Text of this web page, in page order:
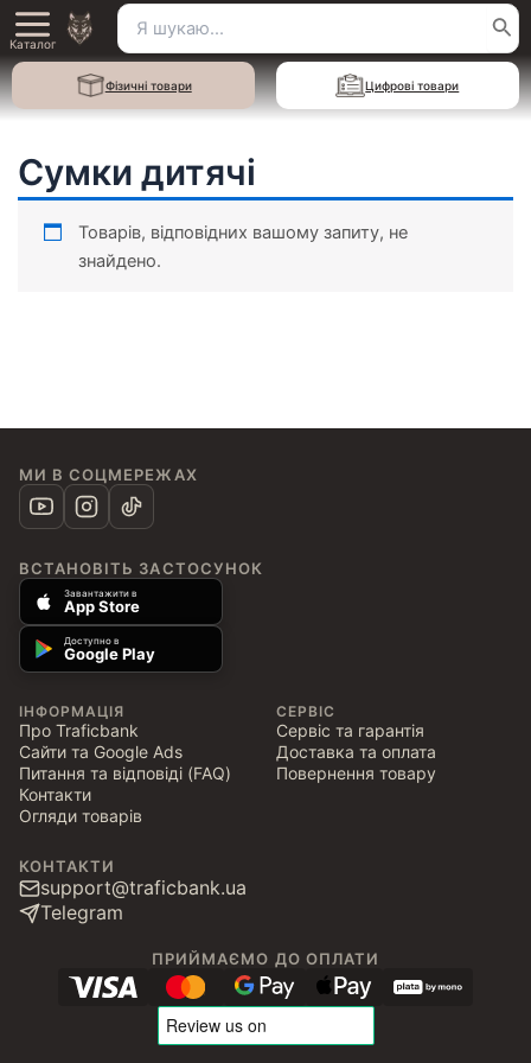
Перейти
до
вмісту
Main
Menu
Каталог
Пошук
для:
Фізичні товари Цифрові товари
Сумки дитячі
Товарів, відповідних вашому запиту, не
знайдено.
МИ В СОЦМЕРЕЖАХ
ВСТАНОВІТЬ ЗАСТОСУНОК
Завантажити в
App Store
Доступно в
Google Play
ІНФОРМАЦІЯ
Про Traficbank
Сайти та Google Ads
Питання та відповіді (FAQ)
Контакти
Огляди товарів
СЕРВІС
Сервіс та гарантія
Доставка та оплата
Повернення товару
КОНТАКТИ
support@traficbank.ua
Telegram
ПРИЙМАЄМО ДО ОПЛАТИ